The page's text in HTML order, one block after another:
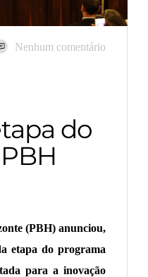
Nenhum comentário
do
(PBH) anunciou,
etapa do programa
para a inovação